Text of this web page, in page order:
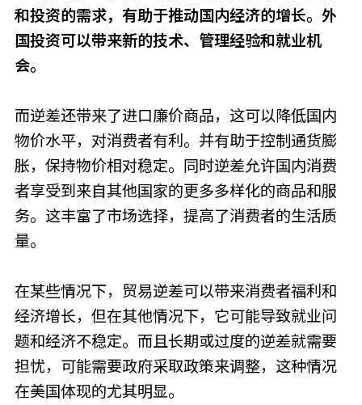
和投资的需求，有助于推动国内经济的增长。外
国投资可以带来新的技术、管理经验和就业机
会。
而逆差还带来了进口廉价商品，这可以降低国内
物价水平，对消费者有利。并有助于控制通货膨
胀，保持物价相对稳定。同时逆差允许国内消费
者享受到来自其他国家的更多多样化的商品和服
务。这丰富了市场选择，提高了消费者的生活质
量。
在某些情况下，贸易逆差可以带来消费者福利和
经济增长，但在其他情况下，它可能导致就业问
题和经济不稳定。而且长期或过度的逆差就需要
担忧，可能需要政府采取政策来调整，这种情况
在美国体现的尤其明显。